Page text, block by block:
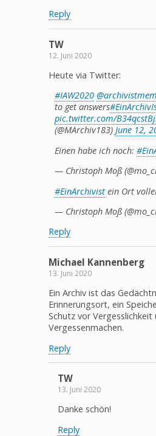
Reply
TW
12. Juni 2020
Heute via Twitter:
#IAW2020
to get answers
pic.twitter.com/
(@MArchiv183) June 12,
Einen habe ich noch:
— Christoph Moß
#EinArchivist ein Ort
— Christoph Moß
Reply
Michael Kannenberg
13. Juni 2020
Ein Archiv ist das
Erinnerungsort, ein
Schutz vor
Vergessenmachen.
Reply
TW
13. Juni 2020
Danke schön!
Reply